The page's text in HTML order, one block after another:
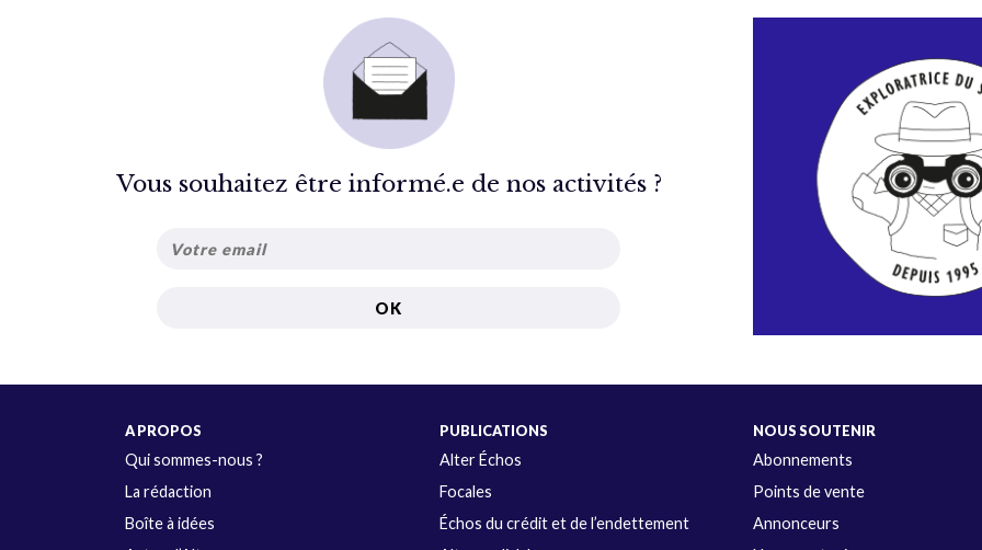
Vous souhaitez être informé.e de nos activités ?
A PROPOS
Qui sommes-nous ?
La rédaction
Boîte à idées
PUBLICATIONS
Alter Échos
Focales
Échos du crédit et de l’endettement
NOUS SOUTENIR
Abonnements
Points de vente
Annonceurs